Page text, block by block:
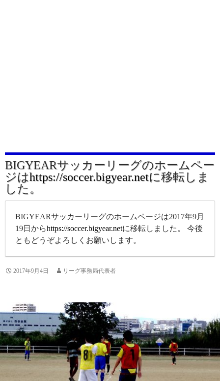
BIGYEARサッカーリーグのホームペー
ジはhttps://soccer.bigyear.netに移転しま
した。
BIGYEARサッカーリーグのホームページは2017年9月
19日からhttps://soccer.bigyear.netに移転しました。 今後
ともどうぞよろしくお願いします。
2017年9月4日 リーグ事務局代表者